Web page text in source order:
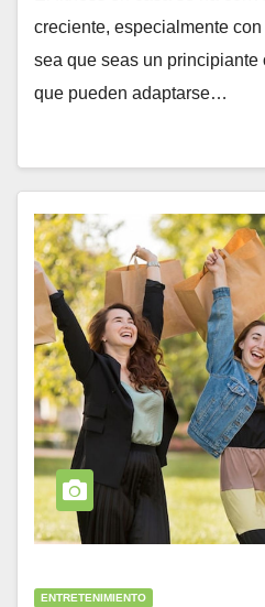
creciente, especialmente
sea que seas un principiante
que pueden adaptarse…
ENTRETENIMIENTO